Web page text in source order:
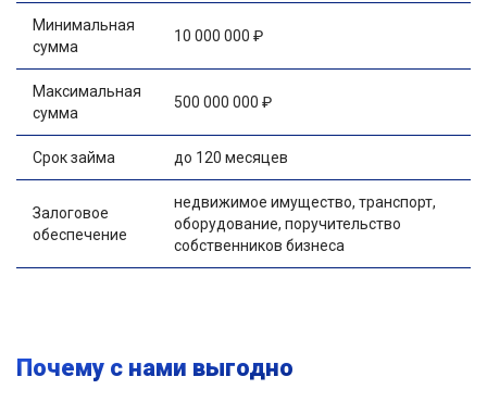
Минимальная
сумма
10 000 000 ₽
Максимальная
сумма
500 000 000 ₽
Срок займа до 120 месяцев
Залоговое
обеспечение
недвижимое имущество, транспорт,
оборудование, поручительство
собственников бизнеса
Почему с нами выгодно